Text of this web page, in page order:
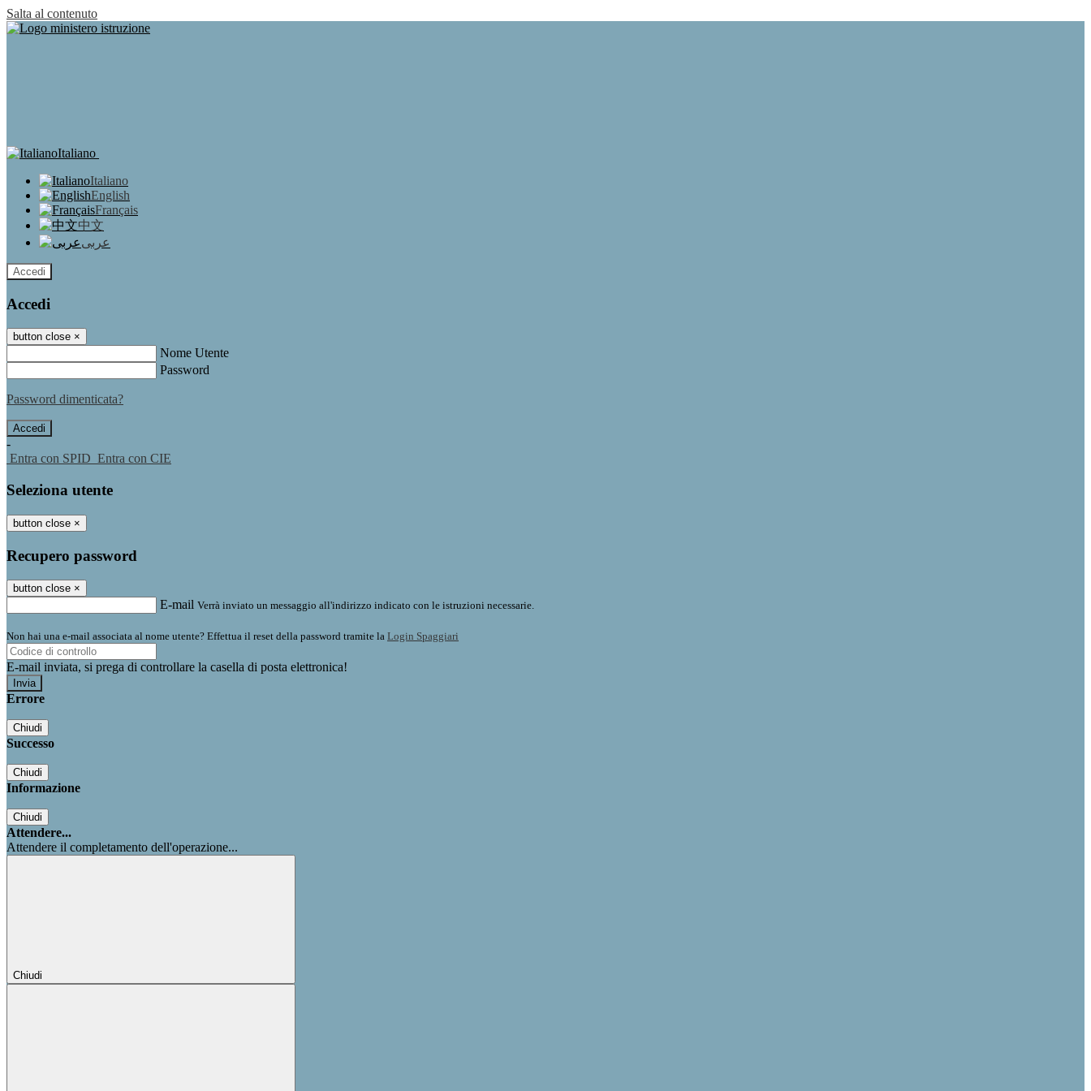
Salta al contenuto
Italiano
Italiano
English
Français
中文
عربى
Accedi
Accedi
button close ×
Nome Utente
Password
Password dimenticata?
-
Entra con SPID Entra con CIE
Seleziona utente
button close ×
Recupero password
button close ×
E-mail Verrà inviato un messaggio all'indirizzo indicato con le istruzioni necessarie.
Non hai una e-mail associata al nome utente? Effettua il reset della password tramite la Login Spaggiari
E-mail inviata, si prega di controllare la casella di posta elettronica!
Errore
Chiudi
Successo
Chiudi
Informazione
Chiudi
Attendere...
Attendere il completamento dell'operazione...
Chiudi